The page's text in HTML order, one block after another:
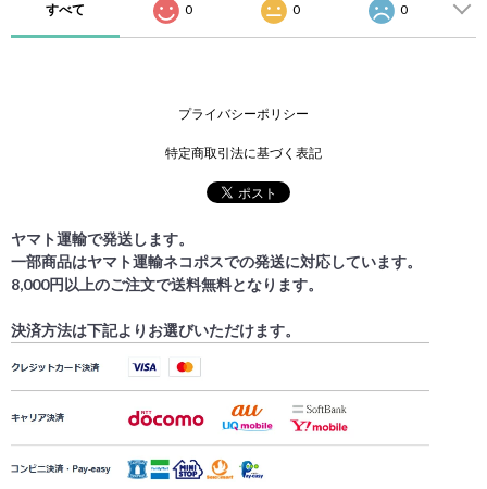
すべて 0 0 0
プライバシーポリシー
特定商取引法に基づく表記
ヤマト運輸で発送します。
一部商品はヤマト運輸ネコポスでの発送に対応しています。
8,000円以上のご注文で送料無料となります。
決済方法は下記よりお選びいただけます。